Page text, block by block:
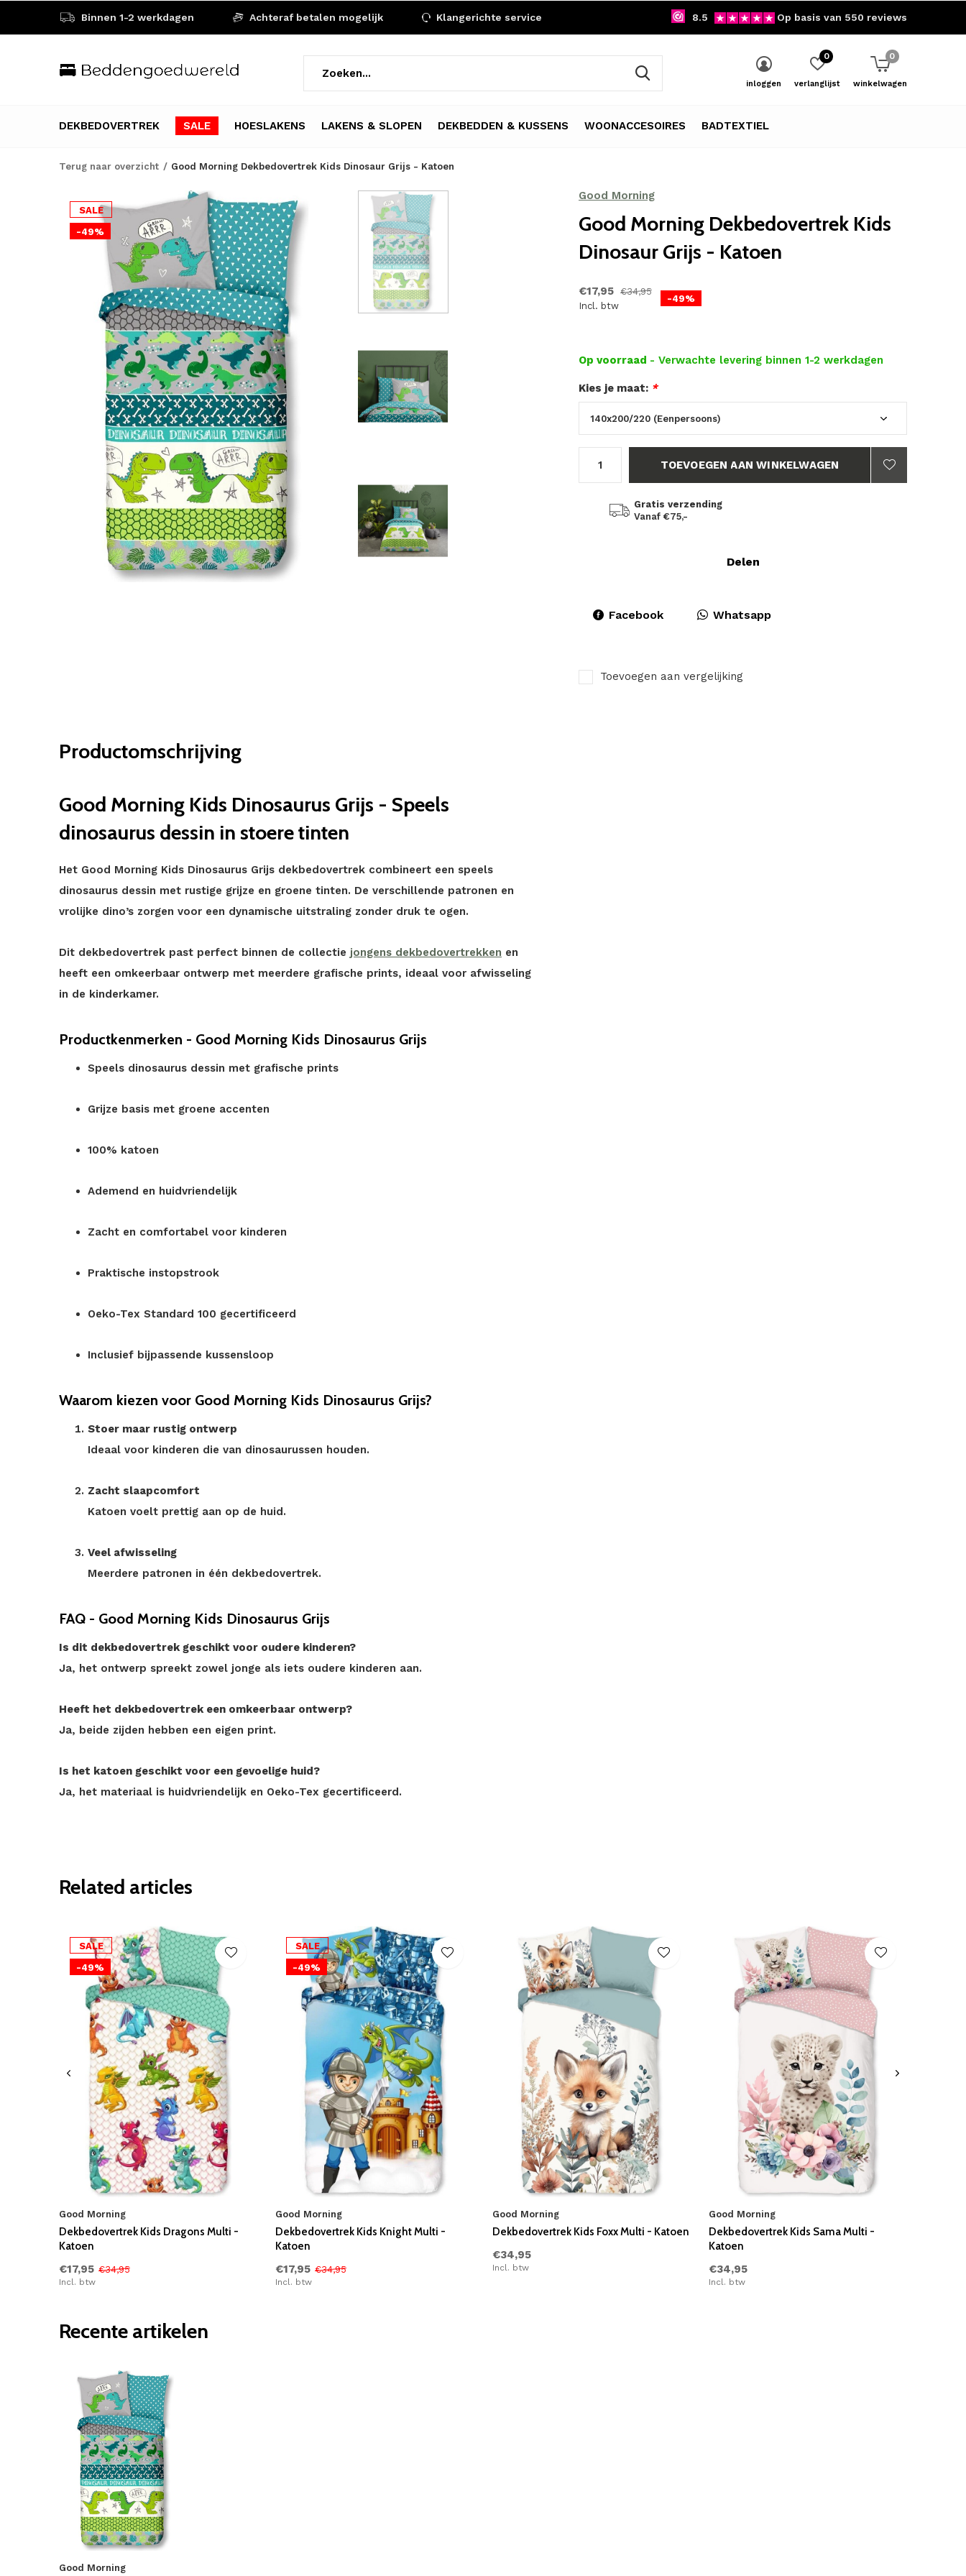
DEKBEDOVERTREK SALE HOESLAKENS LAKENS & SLOPEN DEKBEDDEN & KUSSENS WOONACCESOIRES BADTEXTIEL
inloggen verlanglijst
0
winkelwagen
0
Binnen 1-2 werkdagen Achteraf betalen mogelijk Klangerichte service 8.5 Op basis van 550 reviews
Terug naar overzicht Good Morning Dekbedovertrek Kids Dinosaur Grijs - Katoen
SALE
-49%
Good Morning
Good Morning Dekbedovertrek Kids
Dinosaur Grijs - Katoen
€17,95 €34,95
Incl. btw
-49%
Op voorraad - Verwachte levering binnen 1-2 werkdagen
Kies je maat: *
TOEVOEGEN AAN WINKELWAGEN
Gratis verzending
Vanaf €75,-
Delen
Facebook Whatsapp
Toevoegen aan vergelijking
Productomschrijving
Good Morning Kids Dinosaurus Grijs - Speels
dinosaurus dessin in stoere tinten
Het Good Morning Kids Dinosaurus Grijs dekbedovertrek combineert een speels
dinosaurus dessin met rustige grijze en groene tinten. De verschillende patronen en
vrolijke dino’s zorgen voor een dynamische uitstraling zonder druk te ogen.
Dit dekbedovertrek past perfect binnen de collectie jongens dekbedovertrekken en
heeft een omkeerbaar ontwerp met meerdere grafische prints, ideaal voor afwisseling
in de kinderkamer.
Productkenmerken - Good Morning Kids Dinosaurus Grijs
Speels dinosaurus dessin met grafische prints
Grijze basis met groene accenten
100% katoen
Ademend en huidvriendelijk
Zacht en comfortabel voor kinderen
Praktische instopstrook
Oeko-Tex Standard 100 gecertificeerd
Inclusief bijpassende kussensloop
Waarom kiezen voor Good Morning Kids Dinosaurus Grijs?
Stoer maar rustig ontwerp
Ideaal voor kinderen die van dinosaurussen houden.
Zacht slaapcomfort
Katoen voelt prettig aan op de huid.
Veel afwisseling
Meerdere patronen in één dekbedovertrek.
FAQ - Good Morning Kids Dinosaurus Grijs
Is dit dekbedovertrek geschikt voor oudere kinderen?
Ja, het ontwerp spreekt zowel jonge als iets oudere kinderen aan.
Heeft het dekbedovertrek een omkeerbaar ontwerp?
Ja, beide zijden hebben een eigen print.
Is het katoen geschikt voor een gevoelige huid?
Ja, het materiaal is huidvriendelijk en Oeko-Tex gecertificeerd.
Related articles
SALE
-49%
Good Morning
Dekbedovertrek Kids Dragons Multi -
Katoen
€17,95 €34,95
Incl. btw
SALE
-49%
Good Morning
Dekbedovertrek Kids Knight Multi -
Katoen
€17,95 €34,95
Incl. btw
Good Morning
Dekbedovertrek Kids Foxx Multi - Katoen
€34,95
Incl. btw
Good Morning
Dekbedovertrek Kids Sama Multi -
Katoen
€34,95
Incl. btw
Recente artikelen
Good Morning